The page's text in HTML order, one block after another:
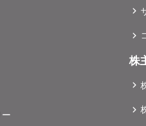
様に特典をご用意しておりま
て各店舗のHPにてご案内いたします。 ▶「ガリバー一
公式サイトhttps://221616.com/
市今伊勢町本神戸字河原2-1営
shop/aichi/G01447/オ
間10:00～20:00※詳しい営業
舗情報 店舗名ガリバー岐阜北方店公式サイト
談スペースとは別に、カフェ
種類を取り揃えたお飲物は、商談
」、「ガリバー長岡店」店舗
、店舗スタッフにお問い合わせください。 店舗名
shop/aichi/
ン日2023年2月25日（土）営業
おります。オープンキャンペ
株